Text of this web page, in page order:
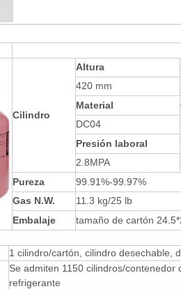
Cilindro
Altura
420 mm
Material
DC04
Presión laboral
2.8MPA
Pureza
99.91%-99.97%
Gas N.W.
11.3 kg/25 lb
Embalaje
tamaño de cartón
1 cilindro/cartón, cilindro desechable,
Se admiten 1150 cilindros/
refrigerante